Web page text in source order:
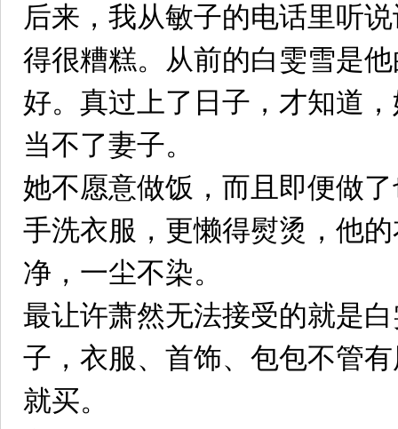
后来，我从敏子的电话里听
得很糟糕。从前的白雯雪是
好。真过上了日子，才知道
当不了妻子。
她不愿意做饭，而且即便做
手洗衣服，更懒得熨烫，他
净，一尘不染。
最让许萧然无法接受的就是
子，衣服、首饰、包包不管
就买。